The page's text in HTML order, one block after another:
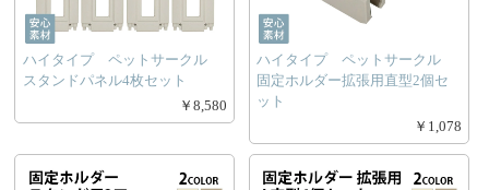
ハイタイプ ペットサークル
スタンドパネル4枚セット
￥8,580
ハイタイプ ペットサークル
固定ホルダー拡張用直型2個セ
ット
￥1,078